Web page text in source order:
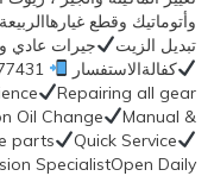
وأتوماتيك وقطع غيارهاالربيعة خبرة 40 عامإصلاح كافة
تبديل الزيت
جيرات عادي
كفالةالاستفسار
Repairing all gear
Oil Change
Manual &
parts
Quick Service
SpecialistOpen Daily…